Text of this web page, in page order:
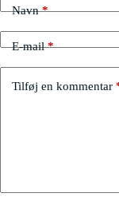
Navn*
E-mail*
Tilføj en kommentar